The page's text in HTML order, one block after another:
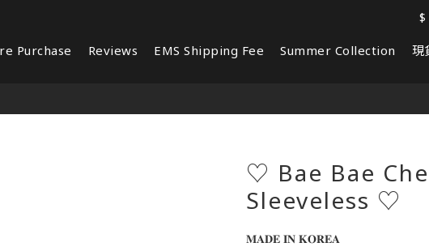
Purchase Reviews EMS Shipping Fee Summer Collection 現
$
♡ Bae Bae
Sleeveless ♡
𝐌𝐀𝐃𝐄 𝐈𝐍 𝐊𝐎𝐑𝐄𝐀